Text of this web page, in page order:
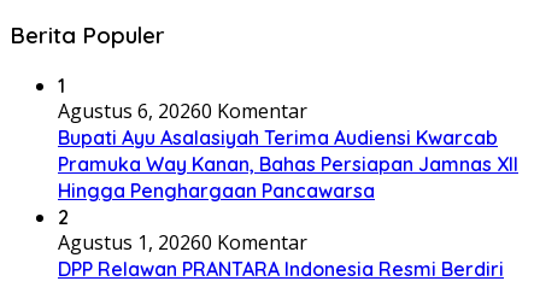
Berita Populer
1
Agustus 6, 20260 Komentar
Bupati Ayu Asalasiyah Terima Audiensi Kwarcab
Pramuka Way Kanan, Bahas Persiapan Jamnas XII
Hingga Penghargaan Pancawarsa
2
Agustus 1, 20260 Komentar
DPP Relawan PRANTARA Indonesia Resmi Berdiri